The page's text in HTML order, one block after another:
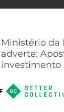
Ministério da
adverte:
investimento